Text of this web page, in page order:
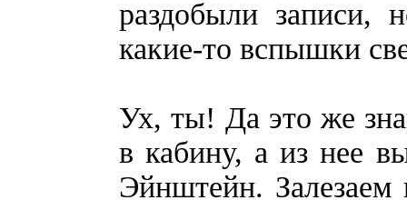
раздобыли записи,
какие-то вспышки
Ух, ты! Да это же
в кабину, а из нее
Эйнштейн.